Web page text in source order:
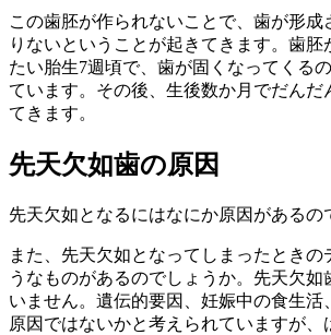
この歯胚が作られないことで、歯が形成
りないということが起きてきます。歯胚
たい胎生7週頃で、歯が固くなってくる
ています。その後、生後数か月でだんだ
てきます。
先天欠如歯の原因
先天欠如となるにはなにか原因があるの
また、先天欠如となってしまったときの
うなものがあるのでしょうか。先天欠如
いません。遺伝的要因、妊娠中の食生活
原因ではないかと考えられていますが、